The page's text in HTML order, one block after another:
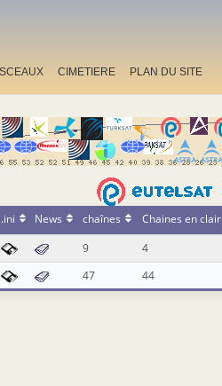
CIMETIERE PLAN DU SITE
.ini News chaînes Chaines en clair
9 4
47 44